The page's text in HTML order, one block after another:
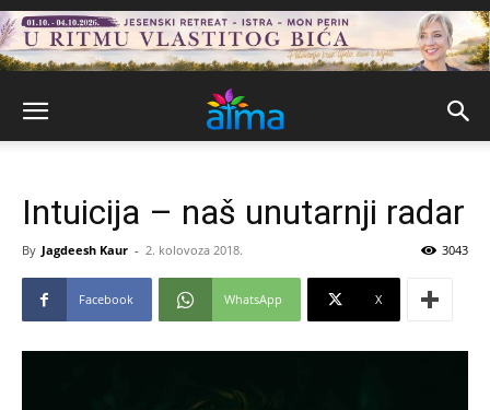
Intuicija – naš unutarnji radar
By Jagdeesh Kaur - 2. kolovoza 2018. 3043
Facebook WhatsApp X